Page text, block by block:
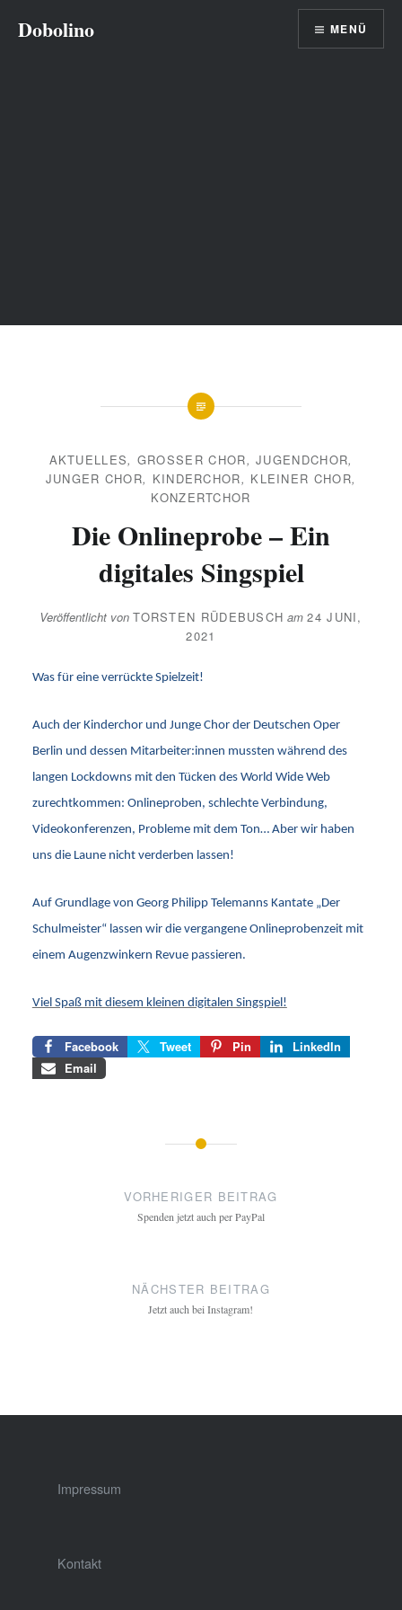
zumDobolino MENÜ
AKTUELLES, GROSSER CHOR ,JUGENDCHOR,
JUNGER CHOR, KINDERCHOR, KLEINER CHOR,
KONZERTCHOR
Die Onlineprobe – Ein
digitales Singspiel
Veröffentlicht vonTORSTEN RÜDEBUSCH am24 JUNI,
2021
Was für eine verrückte Spielzeit!
Auch der Kinderchor und Junge Chor der Deutschen Oper
Berlin und dessen Mitarbeiter:innen mussten während des
langen Lockdowns mit den Tücken des World Wide Web
zurechtkommen: Onlineproben, schlechte Verbindung,
Videokonferenzen, Probleme mit dem Ton… Aber wir haben
uns die Laune nicht verderben lassen!
Auf Grundlage von Georg Philipp Telemanns Kantate „Der
Schulmeister“ lassen wir die vergangene Onlineprobenzeit mit
einem Augenzwinkern Revue passieren.
Viel Spaß mit diesem kleinen digitalen Singspiel!
Facebook Tweet Pin
LinkedIn
Email
VORHERIGER BEITRAG
Spenden jetzt auch per PayPal
NÄCHSTER BEITRAG
Jetzt auch bei Instagram!
Impressum
Kontakt